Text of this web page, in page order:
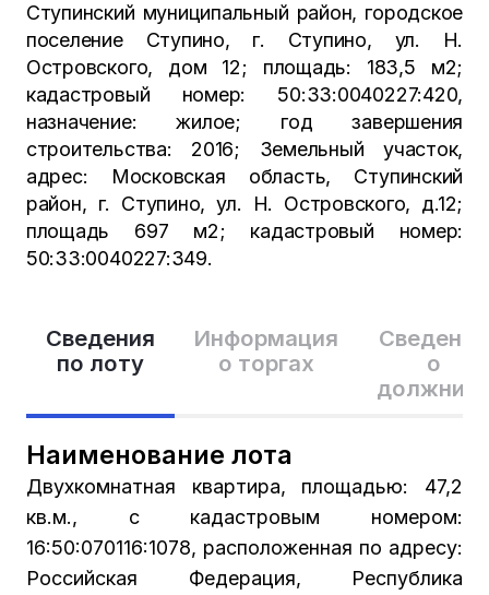
Сведения
по лоту
Информация
о торгах
Сведения
о
Наименование лота
Двухкомнатная квартира, площадью: 47,2
кв.м., с кадастровым номером:
16:50:070116:1078, расположенная по адресу:
Российская Федерация, Республика
Ступинский муниципальный район, городское
поселение Ступино, г. Ступино, ул. Н.
Островского, дом 12; площадь: 183,5 м2;
кадастровый номер: 50:33:0040227:420,
назначение: жилое; год завершения
строительства: 2016; Земельный участок,
адрес: Московская область, Ступинский
район, г. Ступино, ул. Н. Островского, д.12;
площадь 697 м2; кадастровый номер:
50:33:0040227:349.